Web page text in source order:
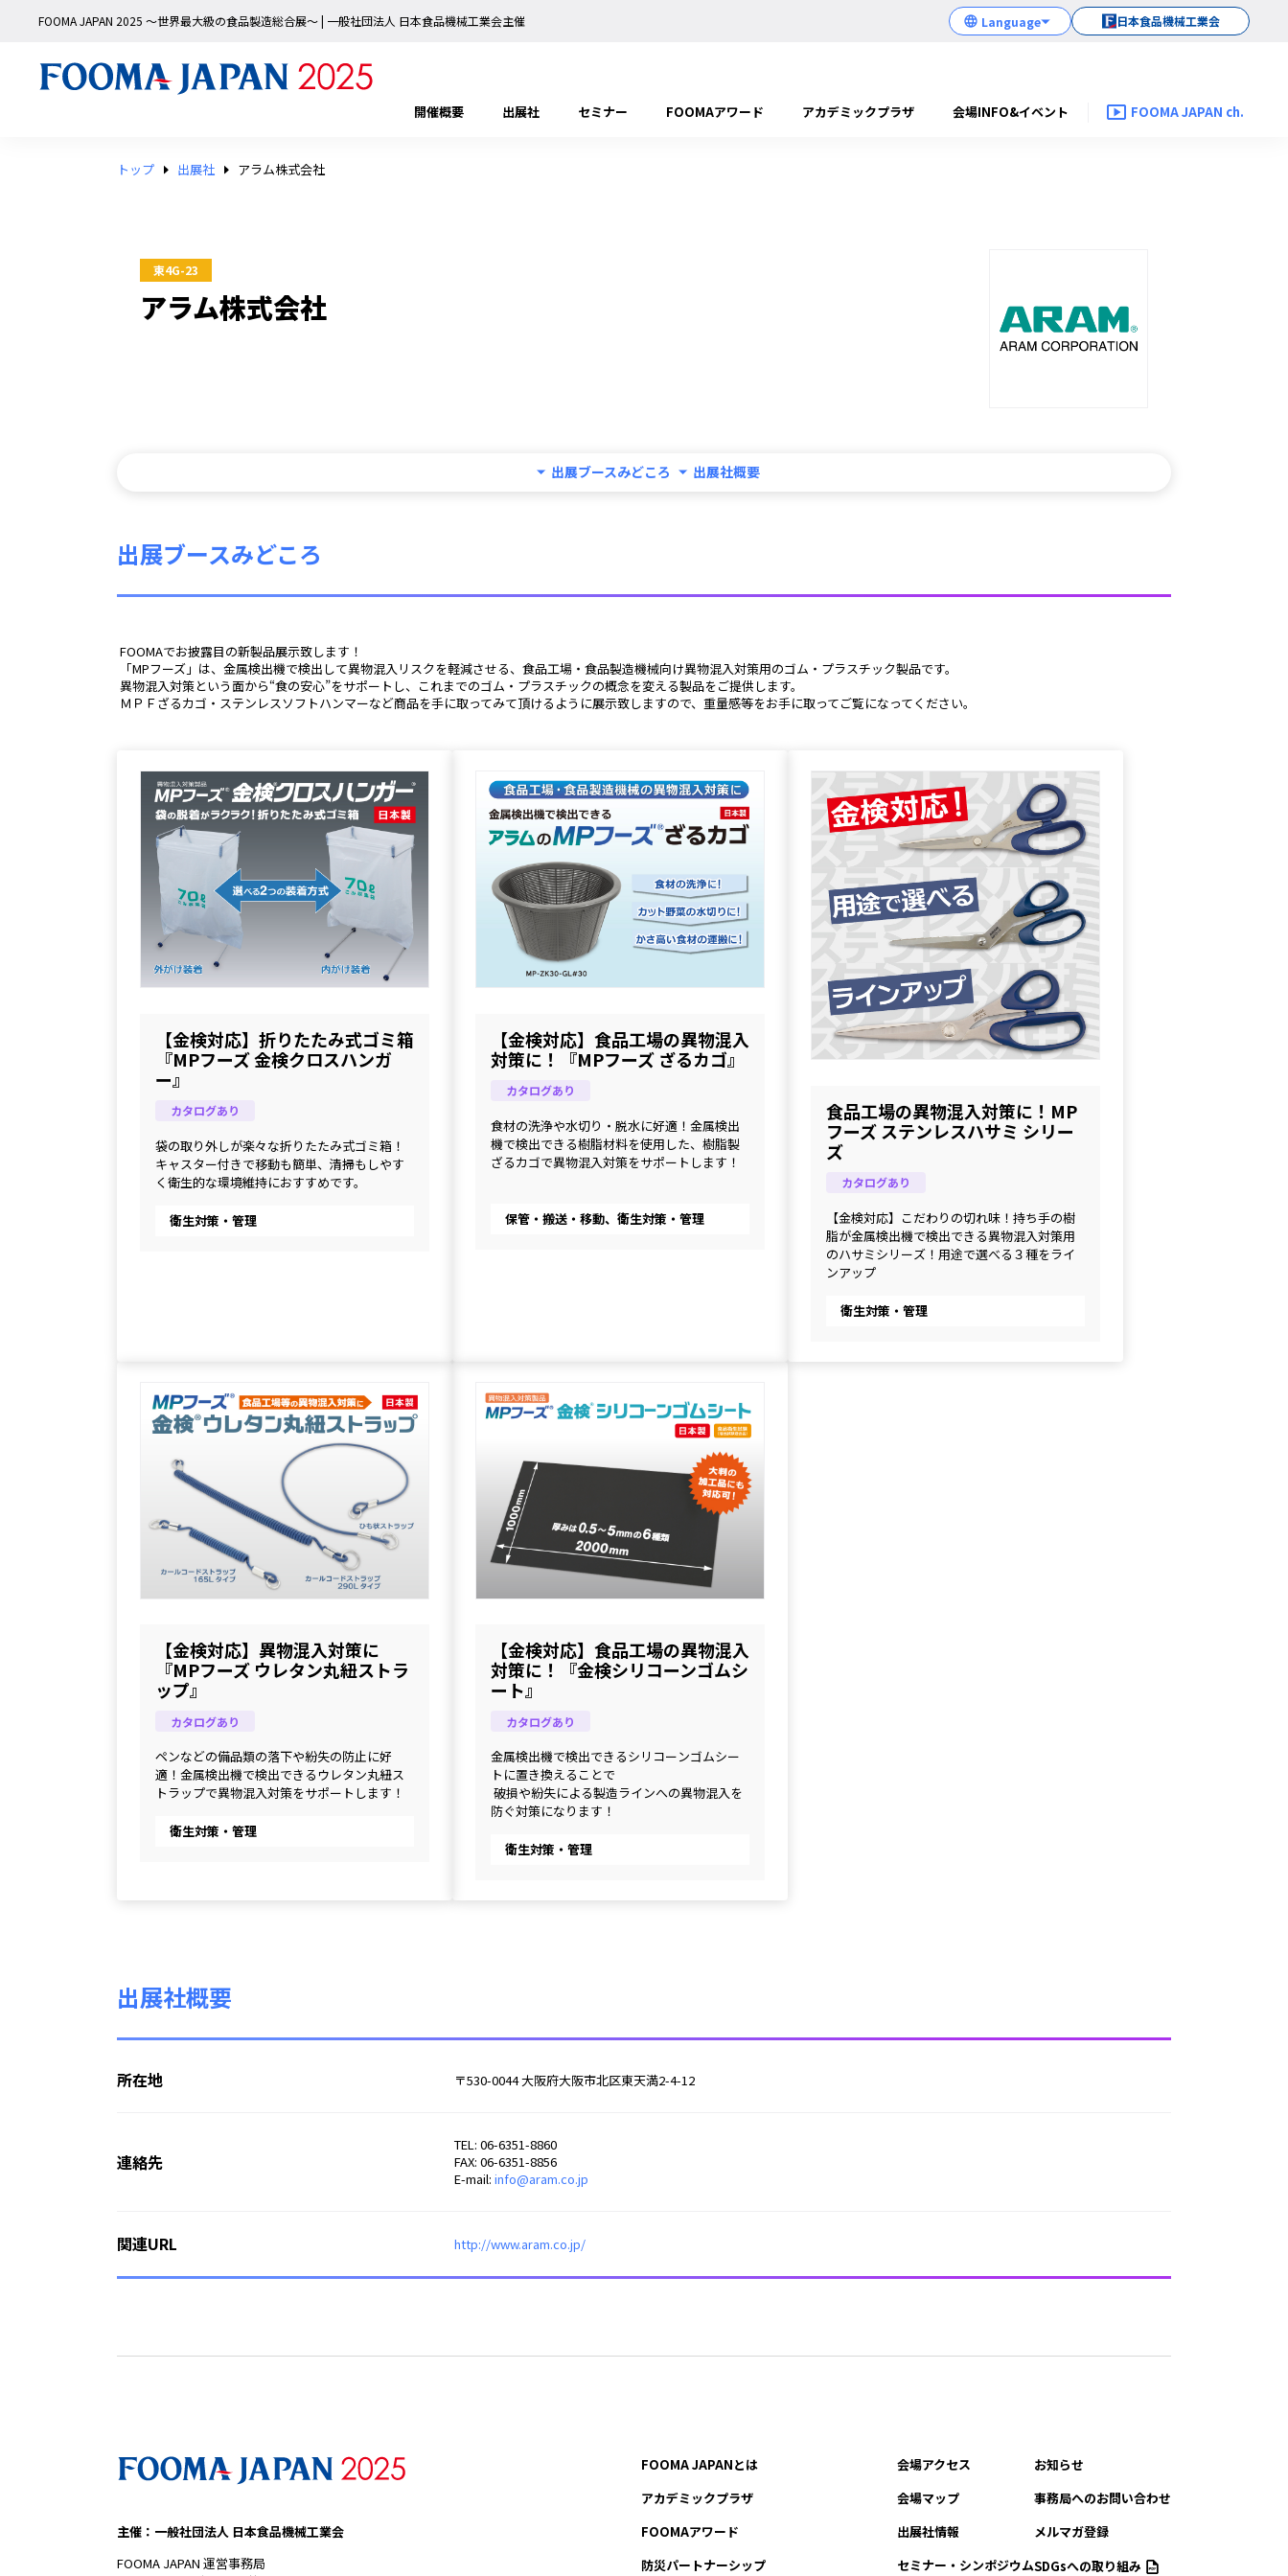
FOOMA JAPAN 2025 〜世界最大級の食品製造総合展〜 | 一般社団法人 日本食品機械工業会主催 日本食品機械工業会
開催概要 出展社 セミナー FOOMAアワード アカデミックプラザ 会場INFO&イベント FOOMA JAPAN ch.
トップ 出展社 アラム株式会社
東4G-23
アラム株式会社
出展ブースみどころ 出展社概要
出展ブースみどころ
FOOMAでお披露目の新製品展示致します！
「MPフーズ」は、金属検出機で検出して異物混入リスクを軽減させる、食品工場・食品製造機械向け異物混入対策用のゴム・プラスチック製品です。
異物混入対策という面から“食の安心”をサポートし、これまでのゴム・プラスチックの概念を変える製品をご提供します。
ＭＰＦざるカゴ・ステンレスソフトハンマーなど商品を手に取ってみて頂けるように展示致しますので、重量感等をお手に取ってご覧になってください。
【金検対応】折りたたみ式ゴミ箱
『MPフーズ 金検クロスハンガ
ー』
カタログあり
袋の取り外しが楽々な折りたたみ式ゴミ箱！
キャスター付きで移動も簡単、清掃もしやす
く衛生的な環境維持におすすめです。
衛生対策・管理
【金検対応】食品工場の異物混入
対策に！『MPフーズ ざるカゴ』
カタログあり
食材の洗浄や水切り・脱水に好適！金属検出
機で検出できる樹脂材料を使用した、樹脂製
ざるカゴで異物混入対策をサポートします！
保管・搬送・移動、衛生対策・管理
食品工場の異物混入対策に！MP
フーズ ステンレスハサミ シリー
ズ
カタログあり
【金検対応】こだわりの切れ味！持ち手の樹
脂が金属検出機で検出できる異物混入対策用
のハサミシリーズ！用途で選べる３種をライ
ンアップ
衛生対策・管理
【金検対応】異物混入対策に
『MPフーズ ウレタン丸紐ストラ
ップ』
カタログあり
ペンなどの備品類の落下や紛失の防止に好
適！金属検出機で検出できるウレタン丸紐ス
トラップで異物混入対策をサポートします！
衛生対策・管理
【金検対応】食品工場の異物混入
対策に！『金検シリコーンゴムシ
ート』
カタログあり
金属検出機で検出できるシリコーンゴムシー
トに置き換えることで
破損や紛失による製造ラインへの異物混入を
防ぐ対策になります！
衛生対策・管理
出展社概要
所在地 〒530-0044 大阪府大阪市北区東天満2-4-12
連絡先
TEL: 06-6351-8860
FAX: 06-6351-8856
E-mail: info@aram.co.jp
関連URL http://www.aram.co.jp/
主催：一般社団法人 日本食品機械工業会
FOOMA JAPAN 運営事務局
FOOMA JAPANとは
アカデミックプラザ
FOOMAアワード
防災パートナーシップ
会場アクセス
会場マップ
出展社情報
セミナー・シンポジウム
お知らせ
事務局へのお問い合わせ
メルマガ登録
SDGsへの取り組み